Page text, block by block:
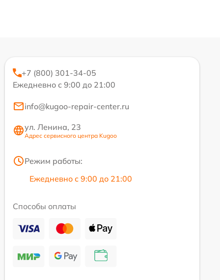
+7 (800) 301-34-05
Ежедневно с 9:00 до 21:00
info@kugoo-repair-center.ru
ул. Ленина, 23
Адрес сервисного центра Kugoo
Режим работы:
Ежедневно с 9:00 до 21:00
Способы оплаты